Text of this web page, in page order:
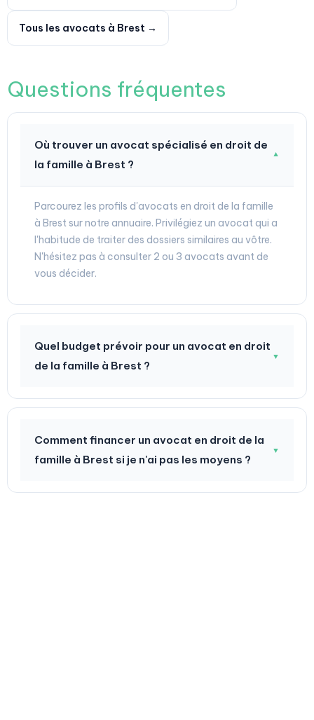
Tous les avocats à Brest →
Questions fréquentes
Où trouver un avocat spécialisé en droit de
la famille à Brest ?
▼
Parcourez les profils d'avocats en droit de la famille
à Brest sur notre annuaire. Privilégiez un avocat qui a
l'habitude de traiter des dossiers similaires au vôtre.
N'hésitez pas à consulter 2 ou 3 avocats avant de
vous décider.
Quel budget prévoir pour un avocat en droit
de la famille à Brest ?
▼
Comment financer un avocat en droit de la
famille à Brest si je n'ai pas les moyens ?
▼